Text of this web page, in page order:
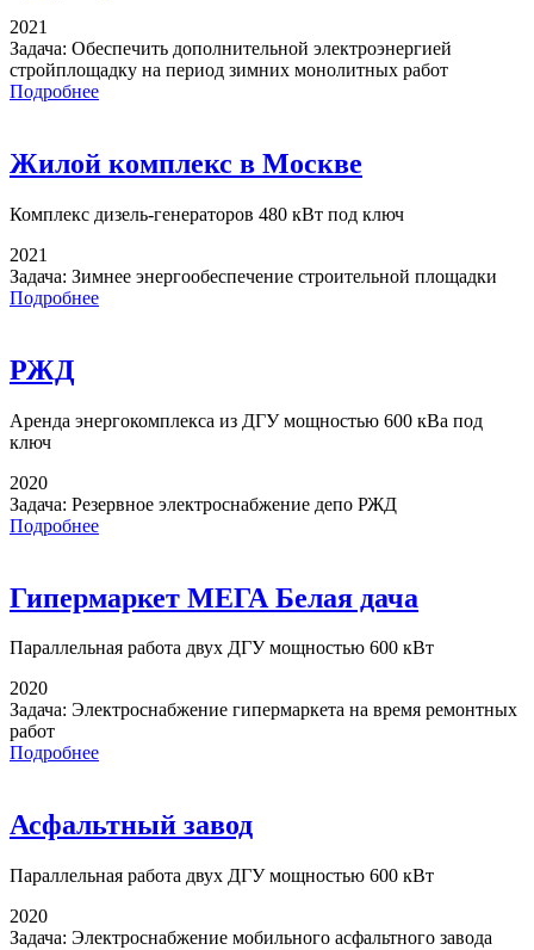
2021
Задача: Обеспечить дополнительной электроэнергией
стройплощадку на период зимних монолитных работ
Подробнее
Жилой комплекс в Москве
Комплекс дизель-генераторов 480 кВт под ключ
2021
Задача: Зимнее энергообеспечение строительной площадки
Подробнее
РЖД
Аренда энергокомплекса из ДГУ мощностью 600 кВа под
ключ
2020
Задача: Резервное электроснабжение депо РЖД
Подробнее
Гипермаркет МЕГА Белая дача
Параллельная работа двух ДГУ мощностью 600 кВт
2020
Задача: Электроснабжение гипермаркета на время ремонтных
работ
Подробнее
Асфальтный завод
Параллельная работа двух ДГУ мощностью 600 кВт
2020
Задача: Электроснабжение мобильного асфальтного завода